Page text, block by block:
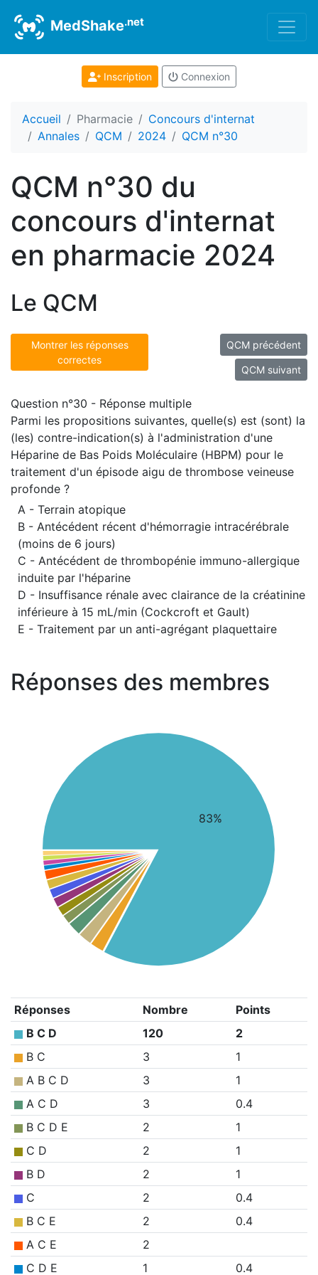
MedShake.net
Inscription Connexion
Accueil Pharmacie
Concours d'internat
Annales
QCM 2024 QCM n°30
QCM n°30 du
concours d'internat
en pharmacie 2024
Le QCM
Montrer les réponses
correctes
QCM précédent
QCM suivant
Question n°30 - Réponse multiple
Parmi les propositions suivantes, quelle(s) est (sont) la
(les) contre-indication(s) à l'administration d'une
Héparine de Bas Poids Moléculaire (HBPM) pour le
traitement d'un épisode aigu de thrombose veineuse
profonde ?
A - Terrain atopique
B - Antécédent récent d'hémorragie intracérébrale
(moins de 6 jours)
C - Antécédent de thrombopénie immuno-allergique
induite par l'héparine
D - Insuffisance rénale avec clairance de la créatinine
inférieure à 15 mL/min (Cockcroft et Gault)
E - Traitement par un anti-agrégant plaquettaire
Réponses des membres
83%
Réponses Nombre
Points
B C D
120
2
B C
3
1
A B C D
3
1
A C D
3
0.4
B C D E
2
1
C D
2
1
B D
2
1
C
2
0.4
B C E
2
0.4
A C E
2
C D E
1 0.4